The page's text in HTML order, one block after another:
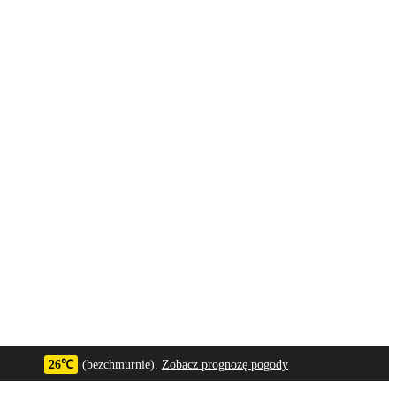
26℃ (bezchmurnie). Zobacz prognozę pogody